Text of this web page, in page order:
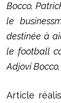
Bocco,
le
destinée à
le football
Adjovi
Article